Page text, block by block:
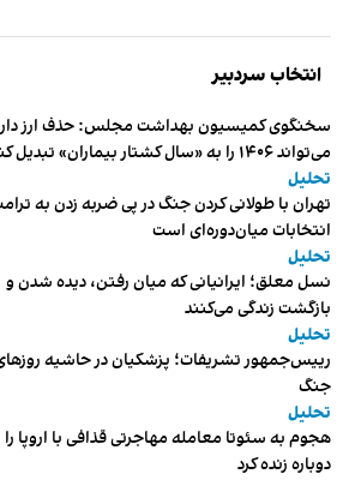
انتخاب سردبیر
سخنگوی کمیسیون بهداشت مجلس: حذف ارز
می‌تواند ۱۴۰۶ را به «سال کشتار بیماران» تبدیل کند
تحلیل
تهران با طولانی کردن جنگ در پی ضربه زدن به
انتخابات میان‌دوره‌ای است
تحلیل
نسل معلق؛ ایرانیانی که میان رفتن، دیده شدن و
بازگشت زندگی می‌کنند
تحلیل
رییس‌جمهور تشریفات؛ پزشکیان در حاشیه
جنگ
تحلیل
هجوم به سئوتا معامله مهاجرتی قذافی با اروپا را
دوباره زنده کرد